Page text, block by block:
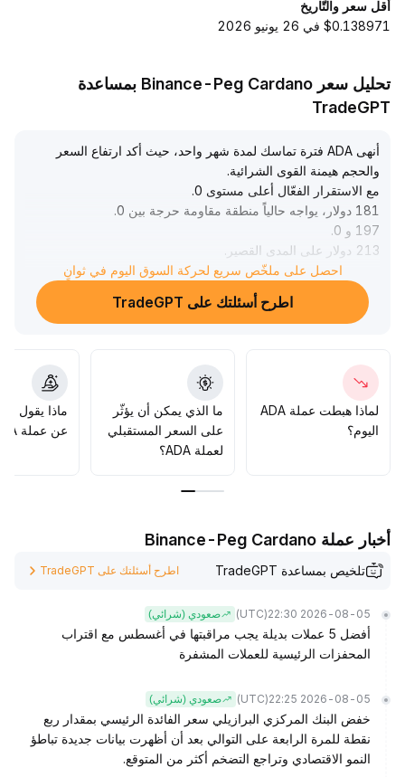
أقل سعر والتّاريخ
$0.138971 في 26 يونيو 2026
تحليل سعر Binance-Peg Cardano بمساعدة
TradeGPT
أنهى ADA فترة تماسك لمدة شهر واحد، حيث أكد ارتفاع السعر
والحجم هيمنة القوى الشرائية.
مع الاستقرار الفعّال أعلى مستوى 0
.
181 دولار، يواجه حالياً منطقة مقاومة حرجة بين 0
.
197 و 0
.
213 دولار على المدى القصير
تظهر بيانات السلسلة دخول مستمر لرأس المال من الحيتان، مع
زيادة في معنويات الرافعة المالية الصعودية، إلا أن التركز الكثيف
للمراكز الشرائية والمخاطر الناتجة عن ارتفاع الأحجام قد يؤديان
174 أو حتى إلى 0
138 دولار
على المدى المتوسط والطويل، تعزز التطورات في النظام البيئي
وتقدم Layer2 القيمة الأساسية، لكن انخفاض النشاط من
المستثمرين الأفراد وعدم اليقين في إدارة المشروع يجب مراقبته
التوصية الاستراتيجية: استفد من التصحيحات قصيرة الأجل ضمن
181 دولار، وعلى المدى المتوسط والطويل ركز على تحقق
تطورات النظام البيئي وشراء الانخفاضات، مع ضبط حجم المراكز
والحذر من التقلب الناتج عن انسحاب رؤوس الأموال ذات الرافعة
احصل على ملخّص سريع لحركة السوق اليوم في ثوانٍ
اطرح أسئلتك على TradeGPT
لماذا هبطت عملة ADA
اليوم؟
ما الذي يمكن أن يؤثّر
على السعر المستقبلي
لعملة ADA؟
ماذا يقول
عن عملة ADA؟
أخبار عملة Binance-Peg Cardano
تلخيص بمساعدة TradeGPT اطرح أسئلتك على TradeGPT
2026-08-05 22:30
(UTC) صعودي (شرائي)
أفضل 5 عملات بديلة يجب مراقبتها في أغسطس مع اقتراب
المحفزات الرئيسية للعملات المشفرة
2026-08-05 22:25
(UTC) صعودي (شرائي)
خفض البنك المركزي البرازيلي سعر الفائدة الرئيسي بمقدار ربع
نقطة للمرة الرابعة على التوالي بعد أن أظهرت بيانات جديدة تباطؤ
النمو الاقتصادي وتراجع التضخم أكثر من المتوقع.